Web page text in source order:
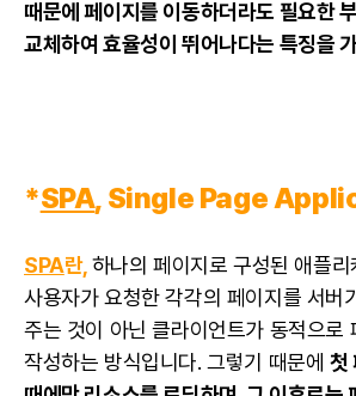
때문에 페이지를 이동하더라도 필요한
교체하여 효율성이 뛰어나다는 특징을
*SPA, Single Page
SPA란, 하나의 페이지로 구성된 애플
사용자가 요청한 각각의 페이지를 서버
주는 것이 아닌 클라이언트가 동적으로
작성하는 방식입니다. 그렇기 때문에첫